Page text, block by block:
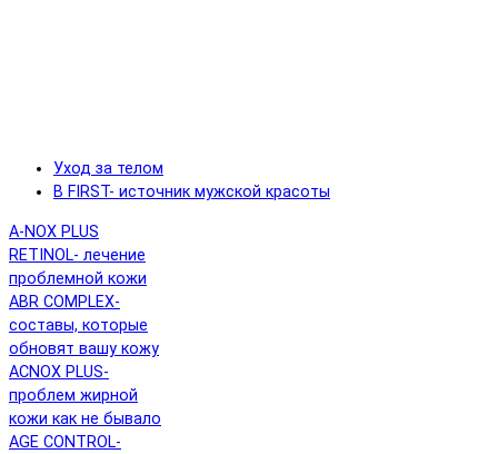
Уход за телом
B FIRST- источник мужской красоты
A-NOX PLUS
RETINOL- лечение
проблемной кожи
ABR COMPLEX-
составы, которые
обновят вашу кожу
ACNOX PLUS-
проблем жирной
кожи как не бывало
AGE CONTROL-